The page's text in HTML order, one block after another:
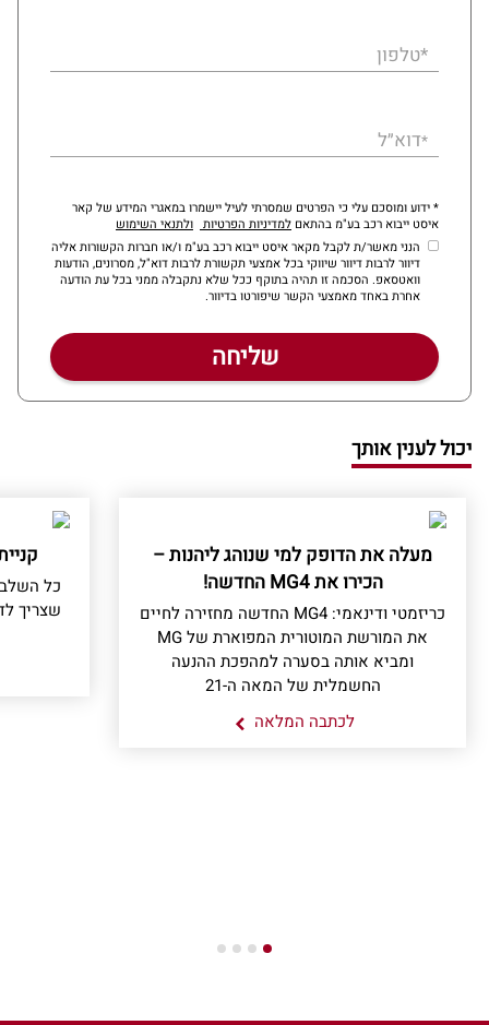
*טלפון
*דוא״ל
* ידוע ומוסכם עלי כי הפרטים שמסרתי לעיל יישמרו במאגרי המידע של קאר
איסט ייבוא רכב בע"מ בהתאםלמדיניות הפרטיות ולתנאי השימוש
הנני מאשר/ת לקבל מקאר איסט ייבוא רכב בע"מ ו/או חברות הקשורות אליה
דיוור לרבות דיוור שיווקי בכל אמצעי תקשורת לרבות דוא"ל, מסרונים, הודעות
וואטסאפ. הסכמה זו תהיה בתוקף ככל שלא נתקבלה ממני בכל עת הודעה
אחרת באחד מאמצעי הקשר שיפורטו בדיוור.
יכול לענין אותך
מעלה את הדופק למי שנוהג ליהנות –
הכירו את MG4 החדשה!
כריזמטי ודינאמי: MG4 החדשה מחזירה לחיים
את המורשת המוטורית המפוארת של MG
ומביא אותה בסערה למהפכת ההנעה
החשמלית של המאה ה-21
לכתבה המלאה
כל
שצריך
1
2
3
4